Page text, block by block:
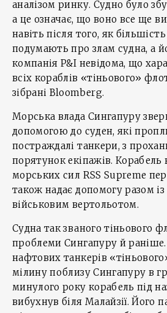
аналізом ринку. Судно було
а це означає, що воно все ще
навіть після того, як
подумають про злам судна, а
компанія P&I невідома, що
всіх кораблів «тіньового»
зібрані Bloomberg.
Морська влада Сингапуру
допомогою до суден, які
постраждалі танкери, з
порятунок екіпажів. Корабель
морських сил RSS Supreme
також надає допомогу разом
військовим вертольотом.
Судна так званого тіньового
проблеми Сингапуру й
нафтових танкерів
мілину поблизу Сингапуру в
минулого року корабель під
вибухнув біля Малайзії. Його